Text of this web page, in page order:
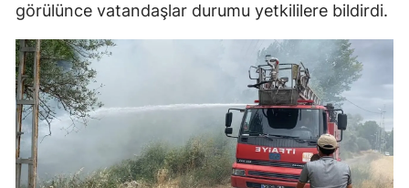
görülünce vatandaşlar durumu yetkililere bildirdi.